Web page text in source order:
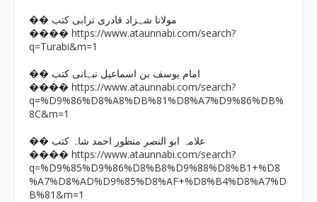
�� مولانا شہزاد قادری ترابی کتب
���� https://www.ataunnabi.com/search?
q=Turabi&m=1
�� امام یوسف بن اسماعیل نبہانی کتب
���� https://www.ataunnabi.com/search?
q=%D9%86%D8%A8%DB%81%D8%A7%D9%86%DB%
8C&m=1
�� علامہ ابو النصر منظور احمد شاہ کتب
���� https://www.ataunnabi.com/search?
q=%D9%85%D9%86%D8%B8%D9%88%D8%B1+%D8
%A7%D8%AD%D9%85%D8%AF+%D8%B4%D8%A7%D
B%81&m=1